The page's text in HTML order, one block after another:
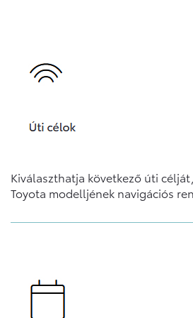
Kiválaszthatja következő úti
Toyota modelljének navigációs